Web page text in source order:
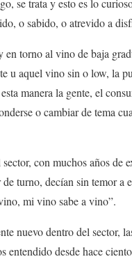
se trata y esto es lo
o sabido, o atrevido a
torno al vino de baja
u aquel vino sin o low, la
manera la gente, el
o cambiar de tema
con muchos años de
turno, decían sin temor
mi vino sabe a vino”.
nuevo dentro del sector,
desde hace